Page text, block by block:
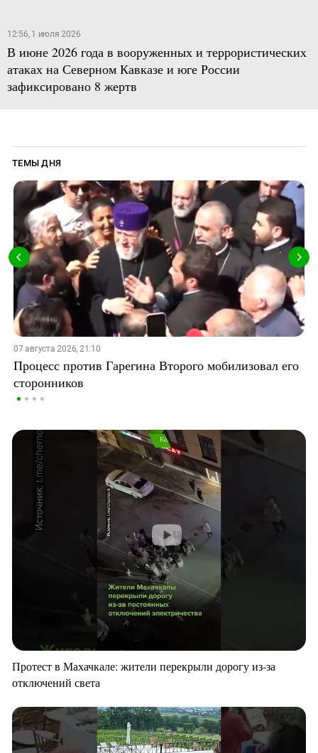
12:56, 1 июля 2026
В июне 2026 года в вооруженных и террористических
атаках на Северном Кавказе и юге России
зафиксировано 8 жертв
ТЕМЫ ДНЯ
07 августа 2026, 21:10
Процесс против Гарегина Второго мобилизовал его
сторонников
Протест в Махачкале: жители перекрыли дорогу из-за
отключений света